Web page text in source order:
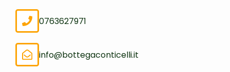
0763627971
info@bottegaconticelli.it